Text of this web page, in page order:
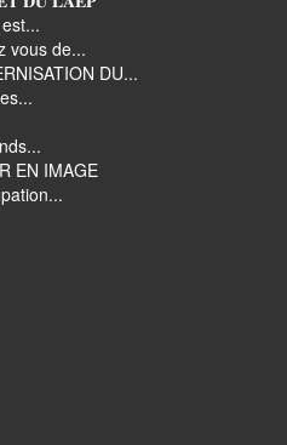
vous de...
DU...
EN IMAGE